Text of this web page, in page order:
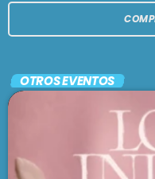
FOLKLORÍSIMO
7:00 am - 7:30 am
OTROS EVENTOS